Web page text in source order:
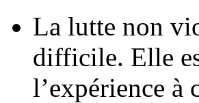
La lutte non
difficile. Elle
l’expérience à